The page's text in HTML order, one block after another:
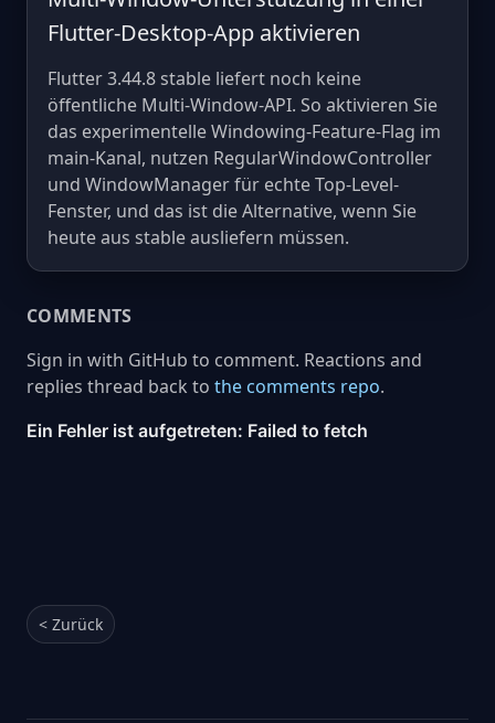
Flutter-Desktop-App aktivieren
Flutter 3.44.8 stable liefert noch keine
öffentliche Multi-Window-API. So aktivieren Sie
das experimentelle Windowing-Feature-Flag im
main-Kanal, nutzen RegularWindowController
und WindowManager für echte Top-Level-
Fenster, und das ist die Alternative, wenn Sie
heute aus stable ausliefern müssen.
COMMENTS
Sign in with GitHub to comment. Reactions and
replies thread back to the comments repo.
< Zurück